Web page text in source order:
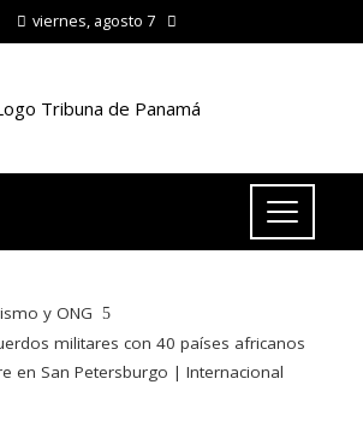
viernes, agosto 7
y ONG
militares con 40 países africanos
en San Petersburgo | Internacional